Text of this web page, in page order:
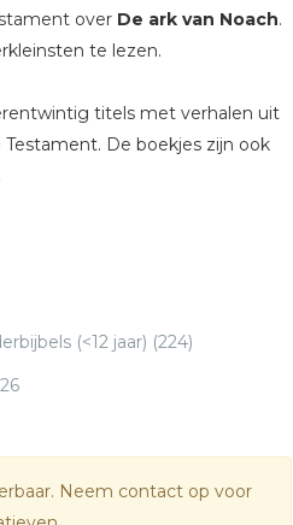
over De ark van Noach.
te lezen.
titels met verhalen uit
De boekjes zijn ook
(<12 jaar) (224)
Neem contact op voor